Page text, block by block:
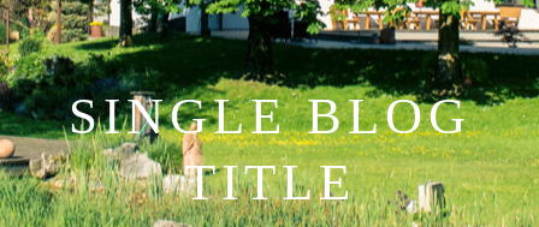
SINGLE BLOG
TITLE